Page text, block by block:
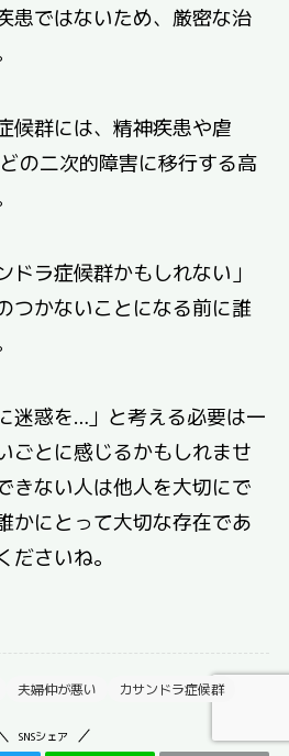
患ではないため、厳密な治
候群には、精神疾患や虐
の二次的障害に移行する高
ドラ症候群かもしれない」
つかないことになる前に誰
迷惑を…」と考える必要は一
ごとに感じるかもしれませ
きない人は他人を大切にで
かにとって大切な存在であ
さいね。
夫婦仲が悪い カサンドラ症候群
SNSシェア